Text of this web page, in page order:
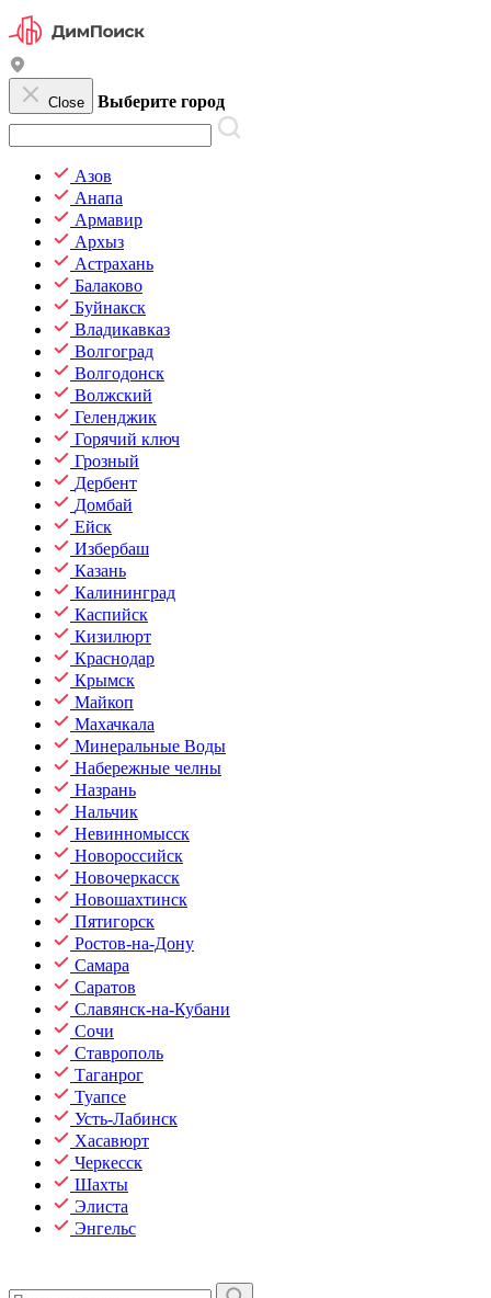
Close Выберите город
Азов
Анапа
Армавир
Архыз
Астрахань
Балаково
Буйнакск
Владикавказ
Волгоград
Волгодонск
Волжский
Геленджик
Горячий ключ
Грозный
Дербент
Домбай
Ейск
Избербаш
Казань
Калининград
Каспийск
Кизилюрт
Краснодар
Крымск
Майкоп
Махачкала
Минеральные Воды
Набережные челны
Назрань
Нальчик
Невинномысск
Новороссийск
Новочеркасск
Новошахтинск
Пятигорск
Ростов-на-Дону
Самара
Саратов
Славянск-на-Кубани
Сочи
Ставрополь
Таганрог
Туапсе
Усть-Лабинск
Хасавюрт
Черкесск
Шахты
Элиста
Энгельс